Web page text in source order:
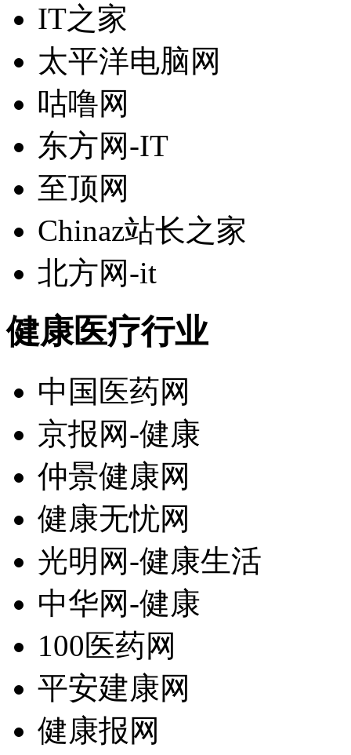
IT之家
太平洋电脑网
咕噜网
东方网-IT
至顶网
Chinaz站长之家
北方网-it
健康医疗行业
中国医药网
京报网-健康
仲景健康网
健康无忧网
光明网-健康生活
中华网-健康
100医药网
平安建康网
健康报网